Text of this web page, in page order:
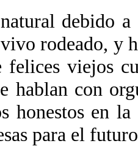
debido a
rodeado, y
felices viejos
hablan con
honestos en
para el